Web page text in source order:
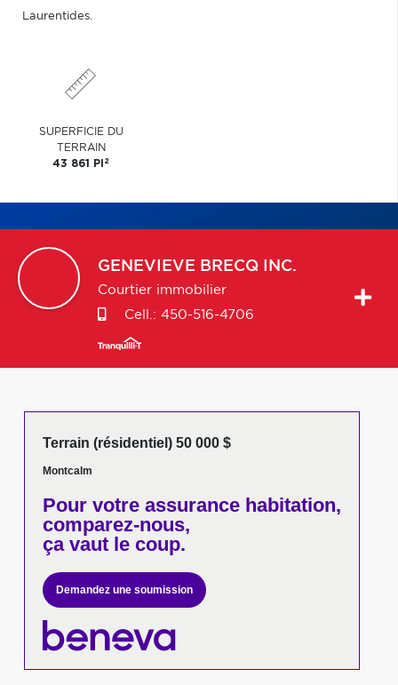
Laurentides.
SUPERFICIE DU
TERRAIN
43 861 PI 2
GENEVIEVE BRECQ INC.
Courtier immobilier
Cell.: 450-516-4706
Terrain (résidentiel) 50 000 $
Montcalm
Pour votreassurance habitation,
comparez-nous,
ça vaut le coup.
Demandez une soumission